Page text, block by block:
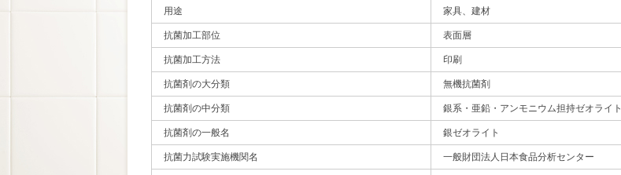
用途 家具、建材
抗菌加工部位 表面層
抗菌加工方法 印刷
抗菌剤の大分類 無機抗菌剤
抗菌剤の中分類 銀系・亜鉛・アンモニウム担持ゼオライト
抗菌剤の一般名 銀ゼオライト
抗菌力試験実施機関名 一般財団法人日本食品分析センター